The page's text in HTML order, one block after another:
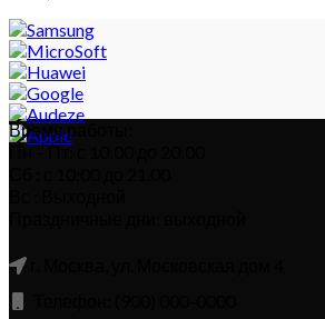
Время работы:
Пн – Пт: с 10:00 до 20:00